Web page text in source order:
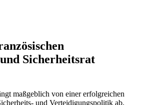
Sicherheitsrat
maßgeblich von einer erfolgreichen
und Verteidigungspolitik ab.